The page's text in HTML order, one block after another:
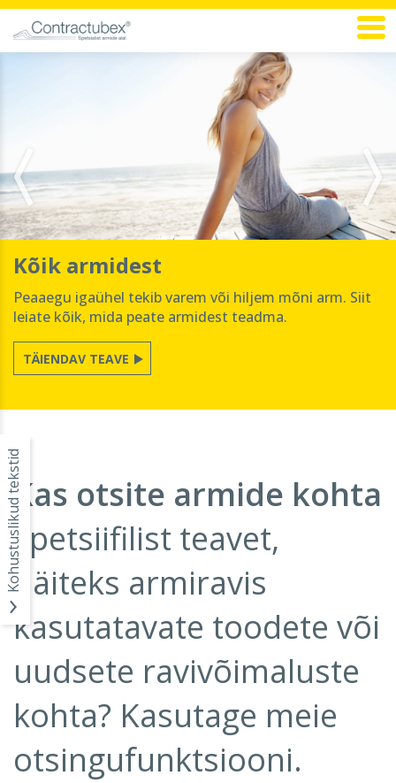
Kõik armidest
Peaaegu igaühel tekib varem või hiljem mõni arm. Siit
leiate kõik, mida peate armidest teadma.
TÄIENDAV TEAVE
Kas otsite armide kohta
spetsiifilist teavet,
näiteks armiravis
kasutatavate toodete või
uudsete ravivõimaluste
kohta? Kasutage meie
otsingufunktsiooni.
Kohustuslikud tekstid